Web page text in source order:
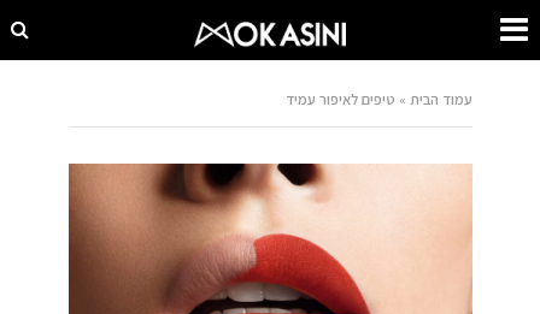
עמוד הבית » טיפים לאיפור עמיד